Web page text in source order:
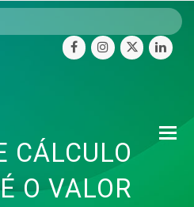
facebookinstagram
twitter
CÁLCULO
O VALOR